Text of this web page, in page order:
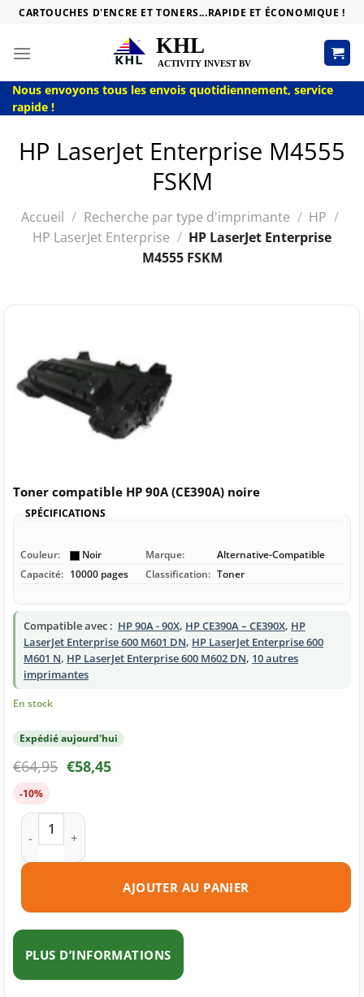
Passer
contenu
CARTOUCHES D'ENCRE ET TONERS...RAPIDE ET ÉCONOMIQUE !
Nous envoyons tous les envois quotidiennement, service
rapide !
HP LaserJet Enterprise M4555
FSKM
Accueil / Recherche par type d'imprimante / HP /
HP LaserJet Enterprise / HP LaserJet Enterprise
M4555 FSKM
Toner compatible HP 90A (CE390A) noire
SPÉCIFICATIONS
Couleur: Noir Marque:
Alternative-Compatible
Capacité: 10000 pages Classification: Toner
Compatible avec : HP 90A - 90X, HP CE390A – CE390X, HP
LaserJet Enterprise 600 M601 DN, HP LaserJet Enterprise 600
M601 N, HP LaserJet Enterprise 600 M602 DN, 10 autres
imprimantes
En stock
Expédié aujourd'hui
€64,95 €58,45
-10%
quantité de Toner compatible HP 90A (CE390A) noire
AJOUTER AU PANIER
PLUS D’INFORMATIONS